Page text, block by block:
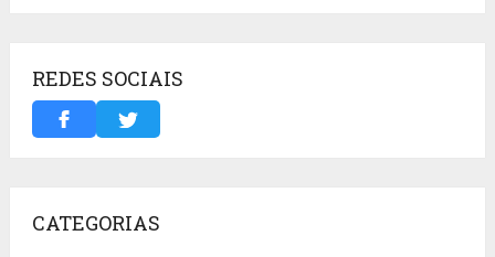
REDES SOCIAIS
CATEGORIAS